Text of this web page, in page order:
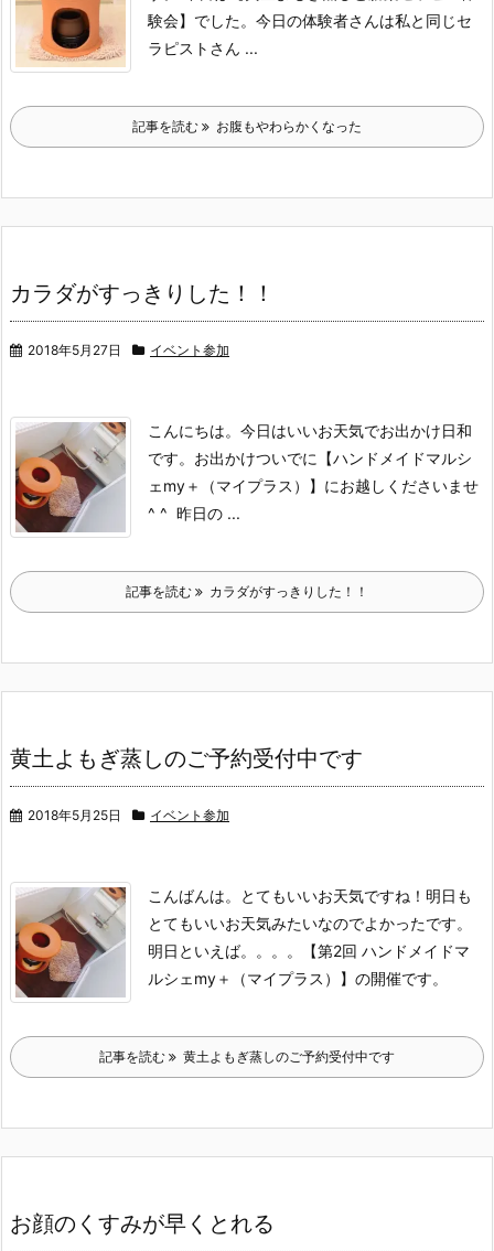
験会】でした。 今日の体験者さんは私と同じセ
ラピストさん ...
記事を読む お腹もやわらかくなった
カラダがすっきりした！！
2018年5月27日 イベント参加
こんにちは。 今日はいいお天気でお出かけ日和
です。 お出かけついでに【ハンドメイドマルシ
ェmy＋（マイプラス）】にお越しくださいませ
^ ^ 昨日の ...
記事を読む カラダがすっきりした！！
黄土よもぎ蒸しのご予約受付中です
2018年5月25日 イベント参加
こんばんは。 とてもいいお天気ですね！ 明日も
とてもいいお天気みたいなのでよかったです。
明日といえば。。。。
【第2回 ハンドメイドマ
ルシェmy＋（マイプラス）】の開催です。
記事を読む 黄土よもぎ蒸しのご予約受付中です
お顔のくすみが早くとれる